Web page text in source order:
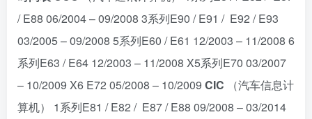
/ E88 06/2004 – 09/2008 3系列E90 / E91 / E92 / E93
03/2005 – 09/2008 5系列E60 / E61 12/2003 – 11/2008 6
系列E63 / E64 12/2003 – 11/2008 X5系列E70 03/2007
– 10/2009 X6 E72 05/2008 – 10/2009 CIC
（汽车信息计
算机） 1系列E81 / E82 / E87 / E88 09/2008 – 03/2014